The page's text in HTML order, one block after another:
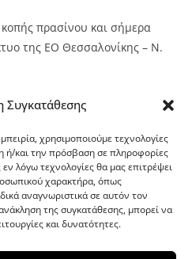
Συγκατάθεσης
χρησιμοποιούμε τεχνολογίες
ή/και την πρόσβαση σε πληροφορίες
λόγω τεχνολογίες θα μας επιτρέψει
χαρακτήρα, όπως
αναγνωριστικά σε αυτόν τον
της συγκατάθεσης, μπορεί να
και δυνατότητες.
πρασίνου και σήμερα
της ΕΟ Θεσσαλονίκης – Ν.